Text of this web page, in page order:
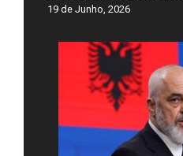
19 de Junho, 2026